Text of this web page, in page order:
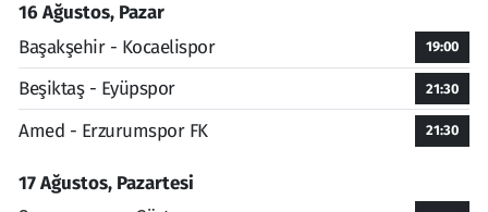
16 Ağustos, Pazar
Başakşehir - Kocaelispor
19:00
Beşiktaş - Eyüpspor 21:30
Amed - Erzurumspor FK 21:30
17 Ağustos, Pazartesi